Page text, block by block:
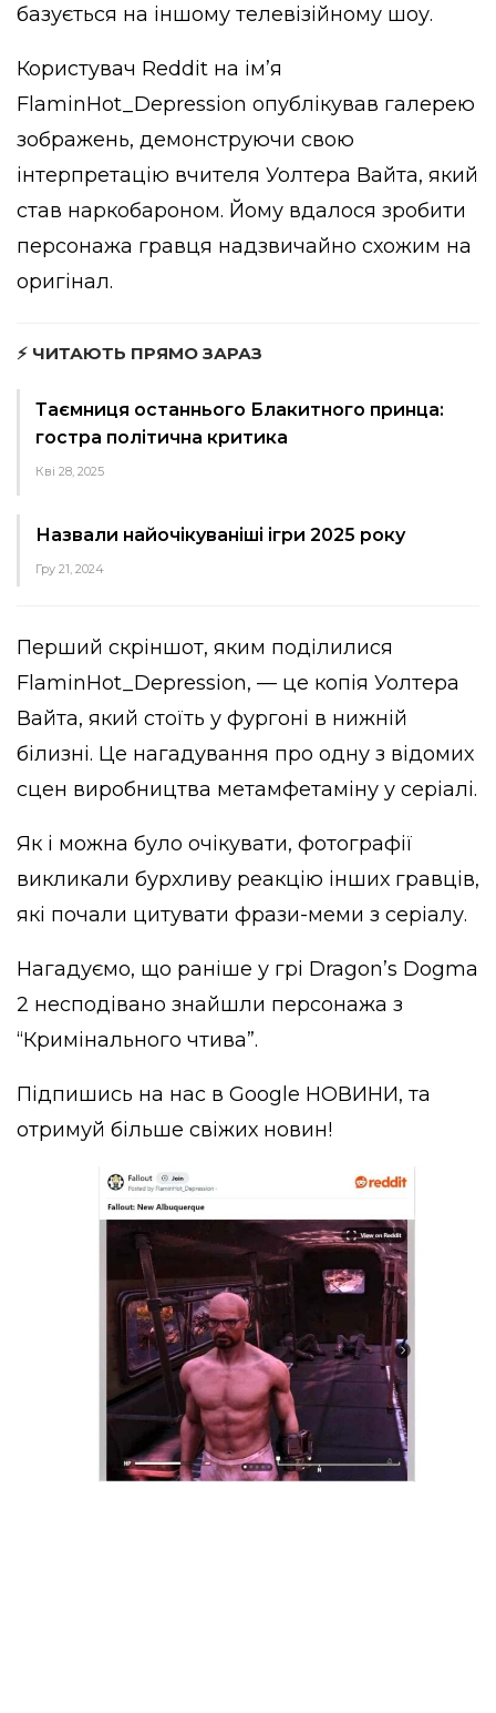
базується на іншому телевізійному шоу.
Користувач Reddit на ім’я
FlaminHot_Depression опублікував галерею
зображень, демонструючи свою
інтерпретацію вчителя Уолтера Вайта, який
став наркобароном. Йому вдалося зробити
персонажа гравця надзвичайно схожим на
оригінал.
⚡ ЧИТАЮТЬ ПРЯМО ЗАРАЗ
Таємниця останнього Блакитного принца:
гостра політична критика
Кві 28, 2025
Назвали найочікуваніші ігри 2025 року
Гру 21, 2024
Перший скріншот, яким поділилися
FlaminHot_Depression, — це копія Уолтера
Вайта, який стоїть у фургоні в нижній
білизні. Це нагадування про одну з відомих
сцен виробництва метамфетаміну у серіалі.
Як і можна було очікувати, фотографії
викликали бурхливу реакцію інших гравців,
які почали цитувати фрази-меми з серіалу.
Нагадуємо, що раніше у грі Dragon’s Dogma
2 несподівано знайшли персонажа з
“Кримінального чтива”.
Підпишись на нас в Google НОВИНИ, та
отримуй більше свіжих новин!